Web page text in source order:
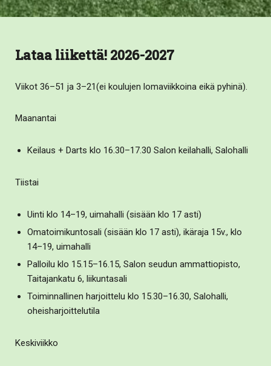
Lataa liikettä! 2026-2027
Viikot 36–51 ja 3–21(ei koulujen lomaviikkoina eikä pyhinä).
Maanantai
Keilaus + Darts klo 16.30–17.30 Salon keilahalli, Salohalli
Tiistai
Uinti klo 14–19, uimahalli (sisään klo 17 asti)
Omatoimikuntosali (sisään klo 17 asti), ikäraja 15v., klo
14–19, uimahalli
Palloilu klo 15.15–16.15, Salon seudun ammattiopisto,
Taitajankatu 6, liikuntasali
Toiminnallinen harjoittelu klo 15.30–16.30, Salohalli,
oheisharjoittelutila
Keskiviikko